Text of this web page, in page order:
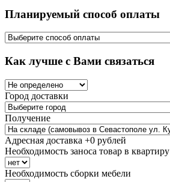
Планируемый способ оплаты
Как лучше с Вами связаться
Город доставки
Получение
Адресная доставка +0 рублей
Необходимость заноса товар в квартиру
Необходимость сборки мебели